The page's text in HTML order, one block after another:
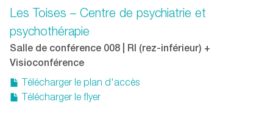
Les Toises – Centre de psychiatrie et
psychothérapie
Salle de conférence 008 | RI (rez-inférieur) +
Visioconférence
Télécharger le plan d'accès
Télécharger le flyer